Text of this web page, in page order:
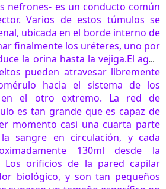
nefrones- es un conducto común
Varios de estos túmulos se
ubicada en el borde interno de
finalmente los uréteres, uno por
la orina hasta la vejiga.El agua
pueden atravesar libremente
hacia el sistema de los
en el otro extremo. La red de
es tan grande que es capaz de
momento casi una cuarta parte
sangre en circulación, y cada
130ml desde la
de la pared capilar
biológico, y son tan pequeños